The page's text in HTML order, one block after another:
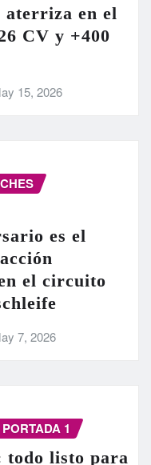
en el
CV y +400
15, 2026
es el
el circuito
7, 2026
PORTADA 1
todo listo para